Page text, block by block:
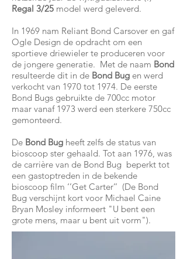
Regal 3/25 model werd geleverd.
In 1969 nam Reliant Bond Carsover en gaf
Ogle Design de opdracht om een
sportieve driewieler te produceren voor
de jongere generatie. Met de naam Bond
resulteerde dit in de Bond Bug en werd
verkocht van 1970 tot 1974. De eerste
Bond Bugs gebruikte de 700cc motor
maar vanaf 1973 werd een sterkere 750cc
gemonteerd.
De Bond Bug heeft zelfs de status van
bioscoop ster gehaald. Tot aan 1976, was
de carrière van de Bond Bug beperkt tot
een gastoptreden in de bekende
bioscoop film ‘’Get Carter’’ (De Bond
Bug verschijnt kort voor Michael Caine
Bryan Mosley informeert "U bent een
grote mens, maar u bent uit vorm").